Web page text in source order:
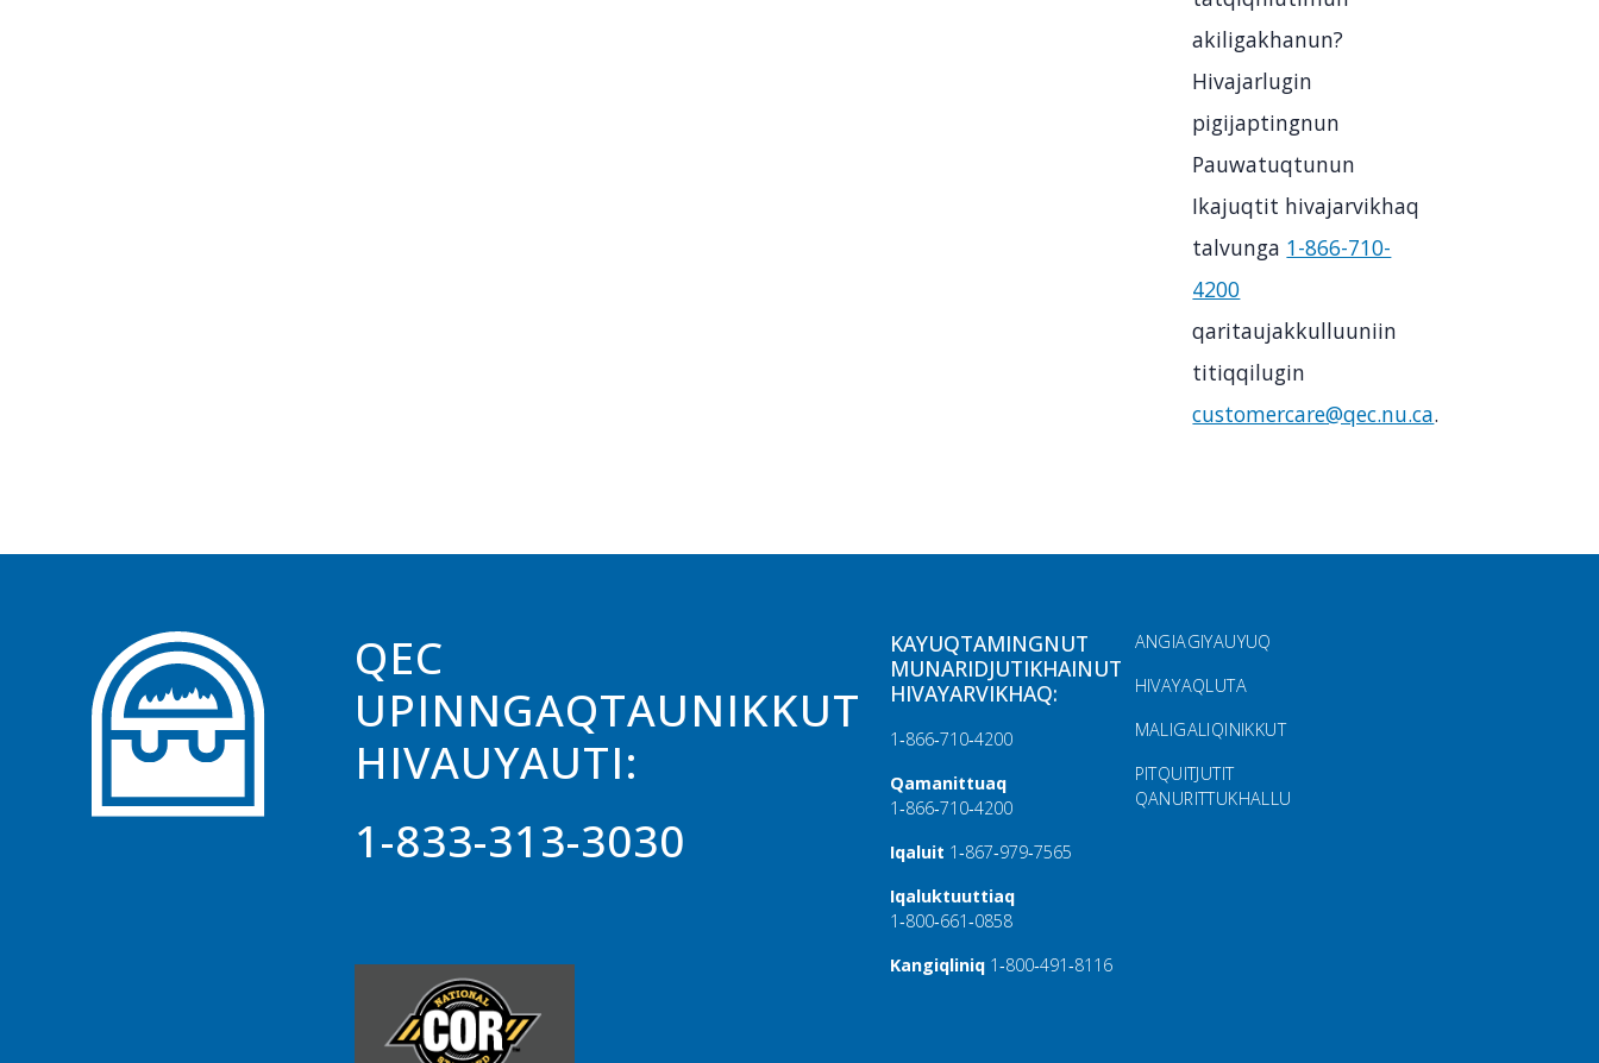
akiligakhanun?
Hivajarlugin
pigijaptingnun
Pauwatuqtunun
Ikajuqtit hivajarvikhaq
talvunga 1-866-710-
4200
qaritaujakkulluuniin
titiqqilugin
customercare@qec.nu.ca.
QEC
UPINNGAQTAUNIKKUT
HIVAUYAUTI:
1-833-313-3030
KAYUQTAMINGNUT
MUNARIDJUTIKHAINUT
HIVAYARVIKHAQ:
1‑866‑710‑4200
Qamanittuaq
1‑866‑710‑4200
Iqaluit 1‑867‑979‑7565
Iqaluktuuttiaq
1‑800‑661‑0858
Kangiqliniq 1‑800‑491‑8116
FOOTER MENU
ANGIAGIYAUYUQ
HIVAYAQLUTA
MALIGALIQINIKKUT
PITQUITJUTIT
QANURITTUKHALLU